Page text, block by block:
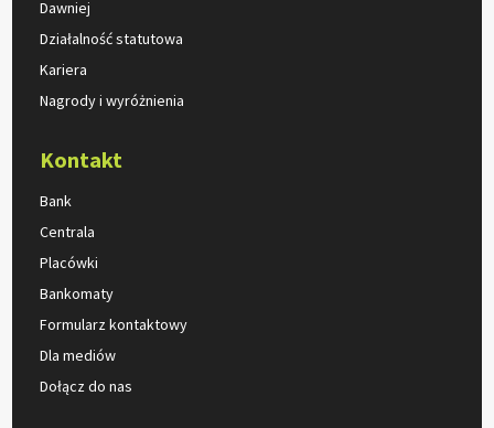
Dawniej
Działalność statutowa
Kariera
Nagrody i wyróżnienia
Kontakt
Bank
Centrala
Placówki
Bankomaty
Formularz kontaktowy
Dla mediów
Dołącz do nas